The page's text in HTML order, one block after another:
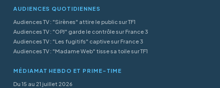
AUDIENCES QUOTIDIENNES
Audiences TV : "Sirènes" attire le public sur TF1
Audiences TV : "OPJ" garde le contrôle sur France 3
Audiences TV : "Les fugitifs" captive sur France 3
Audiences TV : "Madame Web" tisse sa toile sur TF1
MÉDIAMAT HEBDO ET PRIME-TIME
Du 15 au 21 juillet 2026